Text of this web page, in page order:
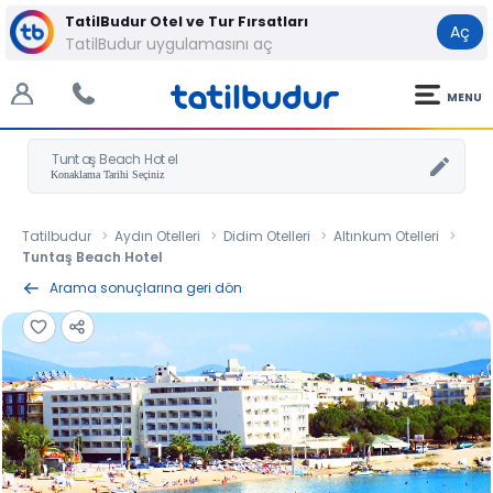
TatilBudur Otel ve Tur Fırsatları
TatilBudur uygulamasını aç
Aç
MENU
Tuntaş Beach Hotel
Tatilbudur Aydın Otelleri Didim Otelleri
Altınkum Otelleri
Tuntaş Beach Hotel
Arama sonuçlarına geri dön